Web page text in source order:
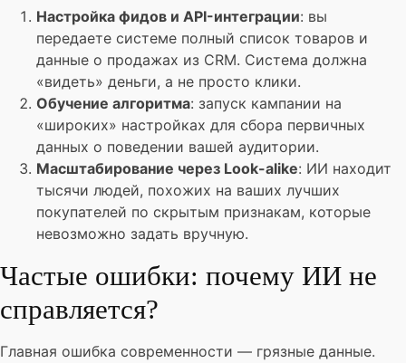
Настройка фидов и API-интеграции: вы
передаете системе полный список товаров и
данные о продажах из CRM. Система должна
«видеть» деньги, а не просто клики.
Обучение алгоритма: запуск кампании на
«широких» настройках для сбора первичных
данных о поведении вашей аудитории.
Масштабирование через Look-alike: ИИ находит
тысячи людей, похожих на ваших лучших
покупателей по скрытым признакам, которые
невозможно задать вручную.
Частые ошибки: почему ИИ не
справляется?
Главная ошибка современности — грязные данные.